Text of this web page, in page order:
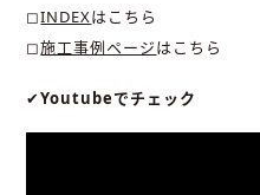
◻︎INDEXはこちら
◻︎施工事例ページはこちら
✔︎Youtubeでチェック